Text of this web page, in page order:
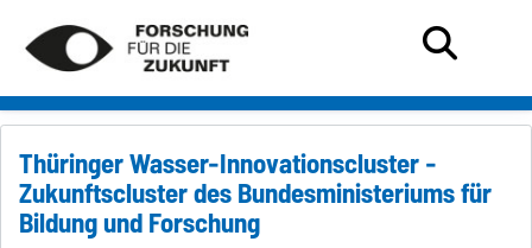
Thüringer Wasser-Innovationscluster -
Zukunftscluster des Bundesministeriums für
Bildung und Forschung